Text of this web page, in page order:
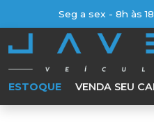
Seg a sex - 8h às
ESTOQUE VENDA SEU